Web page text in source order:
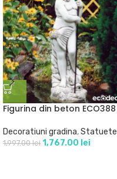
Figurina din beton ECO388
Decoratiuni gradina,Statuete
1,997.00lei 1,767.00 lei